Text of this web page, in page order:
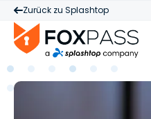
Zurück zu Splashtop